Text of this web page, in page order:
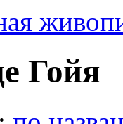
Гойя